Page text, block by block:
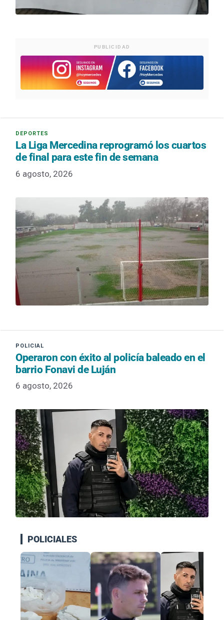
PUBLICIDAD
La Liga Mercedina reprogramó los cuartos
de final para este fin de semana
6 agosto, 2026
Operaron con éxito al policía baleado en el
barrio Fonavi de Luján
6 agosto, 2026
POLICIALES